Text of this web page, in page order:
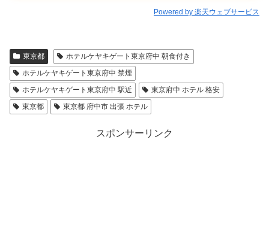
Powered by 楽天ウェブサービス
東京都
ホテルケヤキゲート東京府中 朝食付き
ホテルケヤキゲート東京府中 禁煙
ホテルケヤキゲート東京府中 駅近
東京府中 ホテル 格安
東京都
東京都 府中市 出張 ホテル
スポンサーリンク